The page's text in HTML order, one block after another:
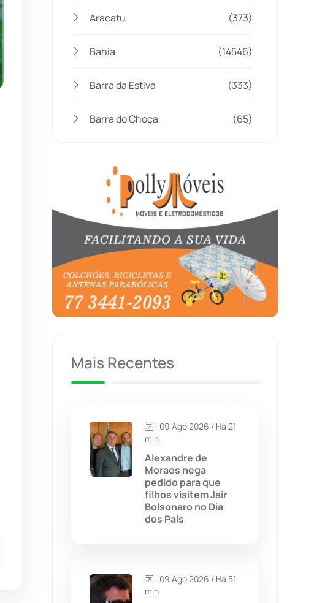
Aracatu (373)
Bahia (14546)
Barra da Estiva (333)
Barra do Choça (65)
Bom Jesus da Lapa
Boquira (152)
Botuporã (73)
Brasil (7680)
Brumado (31964)
Caculé
Caetité (1504)
Candiba
Cândido Sales
Caturama
Mais Recentes
09 Ago 2026 / Há 21
min
Alexandre de
Moraes nega
pedido para que
filhos visitem Jair
Bolsonaro no Dia
dos Pais
09 Ago 2026 / Há 51
min